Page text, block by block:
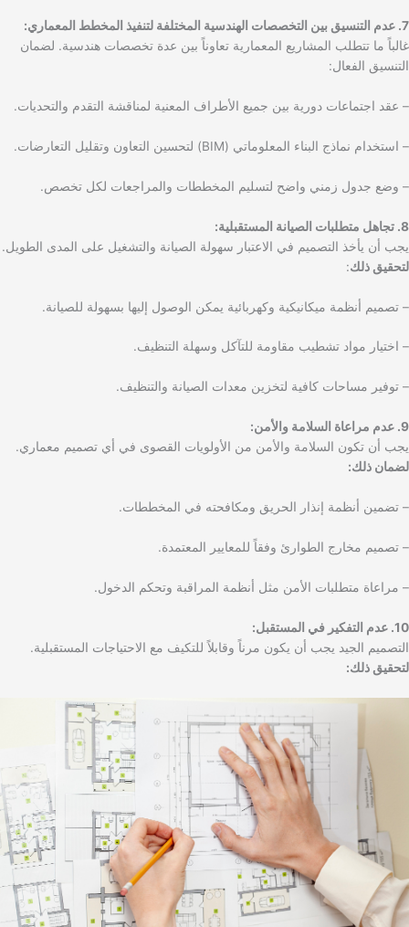
7. عدم التنسيق بين التخصصات الهندسية المختلفة لتنفيذ المخطط المعماري:
غالباً ما تتطلب المشاريع المعمارية تعاوناً بين عدة تخصصات هندسية. لضمان
التنسيق الفعال:
– عقد اجتماعات دورية بين جميع الأطراف المعنية لمناقشة التقدم والتحديات.
– استخدام نماذج البناء المعلوماتي (BIM) لتحسين التعاون وتقليل التعارضات.
– وضع جدول زمني واضح لتسليم المخططات والمراجعات لكل تخصص.
8. تجاهل متطلبات الصيانة المستقبلية:
يجب أن يأخذ التصميم في الاعتبار سهولة الصيانة والتشغيل على المدى الطويل.
لتحقيق ذلك:
– تصميم أنظمة ميكانيكية وكهربائية يمكن الوصول إليها بسهولة للصيانة.
– اختيار مواد تشطيب مقاومة للتآكل وسهلة التنظيف.
– توفير مساحات كافية لتخزين معدات الصيانة والتنظيف.
9. عدم مراعاة السلامة والأمن:
يجب أن تكون السلامة والأمن من الأولويات القصوى في أي تصميم معماري.
لضمان ذلك:
– تضمين أنظمة إنذار الحريق ومكافحته في المخططات.
– تصميم مخارج الطوارئ وفقاً للمعايير المعتمدة.
– مراعاة متطلبات الأمن مثل أنظمة المراقبة وتحكم الدخول.
10. عدم التفكير في المستقبل:
التصميم الجيد يجب أن يكون مرناً وقابلاً للتكيف مع الاحتياجات المستقبلية.
لتحقيق ذلك: